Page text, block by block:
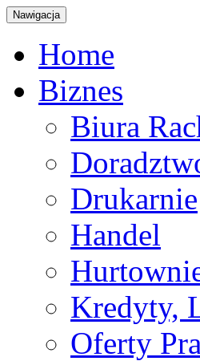
Nawigacja
Home
Biznes
Biura
Drukarnie
Handel
Kredyty,
Oferty